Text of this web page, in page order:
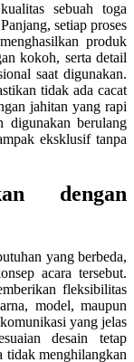
sebuah toga
setiap proses
produk
kokoh, serta detail
saat digunakan.
tidak ada cacat
jahitan yang rapi
digunakan berulang
eksklusif tanpa
dengan
yang berbeda,
acara tersebut.
fleksibilitas
model, maupun
yang jelas
desain tetap
tidak menghilangkan